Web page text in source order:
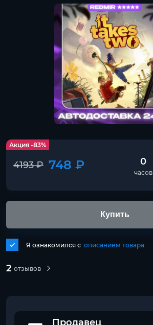
Акция -83%
4193 ₽ 748 ₽ 0
часов
2 отзывов
Я ознакомился с описанием товара
Купить
Продавец